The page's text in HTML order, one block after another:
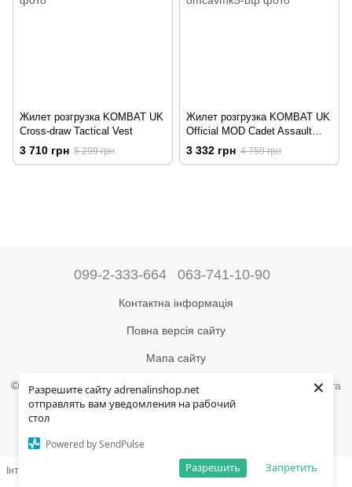
Разрешите сайту adrenalinshop.net
отправлять вам уведомления на рабочий
стол
Powered by SendPulse
Запретить
Разрешить
×
Жилет розгрузка KOMBAT UK
Cross-draw Tactical Vest
3 710 грн 5 299 грн
Жилет розгрузка KOMBAT UK
Official MOD Cadet Assault
Vest MK5
3 332 грн 4 759 грн
099-2-333-664 063-741-10-90
Контактна інформація
Повна версія сайту
Мапа сайту
©2004-2024 Адреналін –магазин туристичного спорядження та
товарів для активного відпочинку
Інтернет-магазин створений з Хорошоп